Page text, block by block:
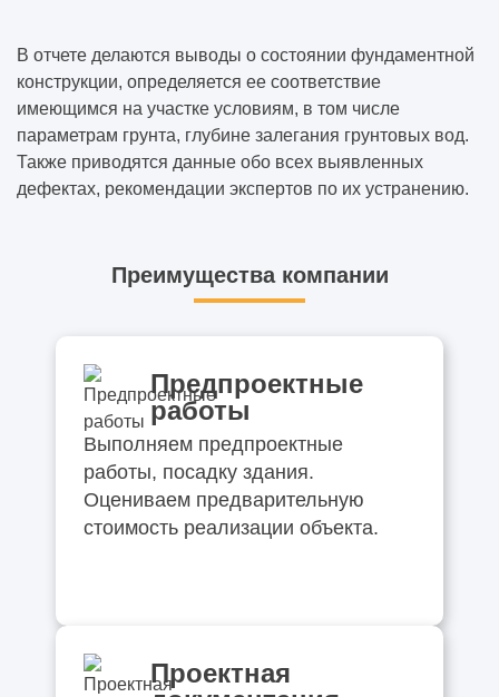
В отчете делаются выводы о состоянии фундаментной
конструкции, определяется ее соответствие
имеющимся на участке условиям, в том числе
параметрам грунта, глубине залегания грунтовых вод.
Также приводятся данные обо всех выявленных
дефектах, рекомендации экспертов по их устранению.
Преимущества компании
Предпроектные
работы
Выполняем предпроектные
работы, посадку здания.
Оцениваем предварительную
стоимость реализации объекта.
Проектная